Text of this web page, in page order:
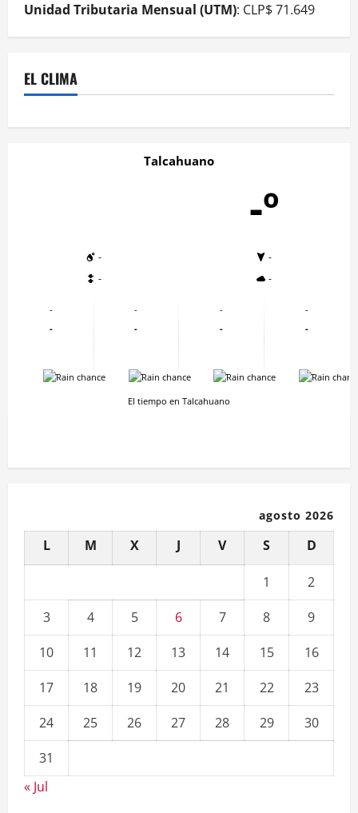
Unidad Tributaria Mensual (UTM): CLP$ 71.649
EL CLIMA
Talcahuano
-º
-
-
-
-
-
-
-
-
-
-
-
-
-
-
-
-
El tiempo en Talcahuano
agosto 2026
L M X J V S D
1
2
3
4 5 6 7 8
9
10
11 12 13 14 15
16
17
18 19 20 21 22
23
24
25 26 27 28 29
30
31
« Jul